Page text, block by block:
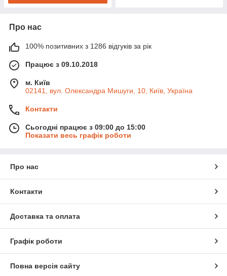
Про нас
100% позитивних з 1286 відгуків за рік
Працює з 09.10.2018
м. Київ
02141, вул. Олександра Мишуги, 10, Київ, Україна
Контакти
Сьогодні працює з 09:00 до 15:00
Показати весь графік роботи
Про нас
Контакти
Доставка та оплата
Графік роботи
Повна версія сайту